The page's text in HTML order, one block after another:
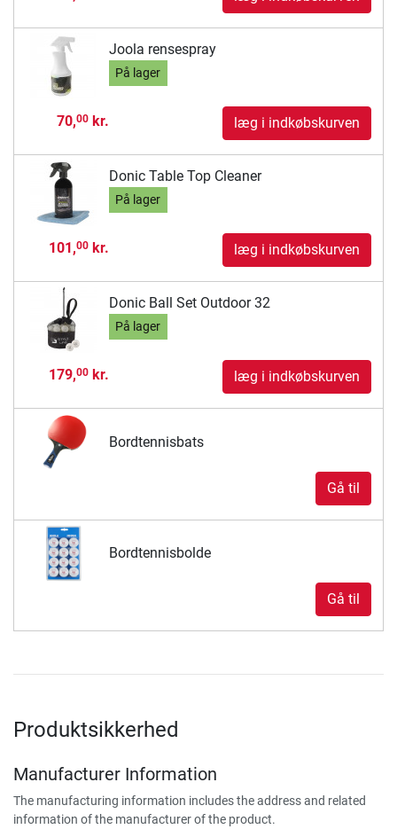
Joola rensespray
På lager
70,00kr. læg i indkøbskurven
Donic Table Top Cleaner
På lager
101,00kr. læg i indkøbskurven
Donic Ball Set Outdoor 32
På lager
179,00kr. læg i indkøbskurven
Bordtennisbats
Gå til
Bordtennisbolde
Gå til
Produktsikkerhed
Manufacturer Information
The manufacturing information includes the address and related
information of the manufacturer of the product.